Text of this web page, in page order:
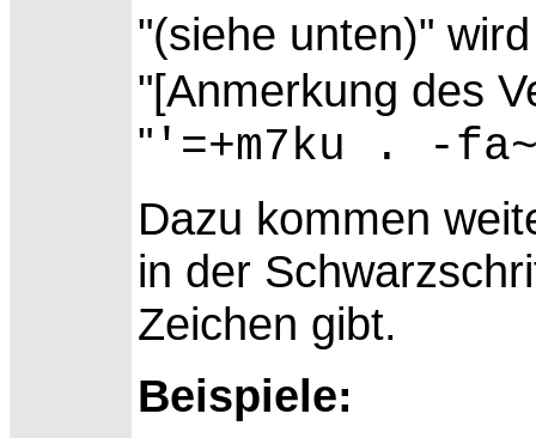
"(siehe unten)"
"[Anmerkung des
" '=+m7ku . -
Dazu kommen
in der
Zeichen gibt.
Beispiele: